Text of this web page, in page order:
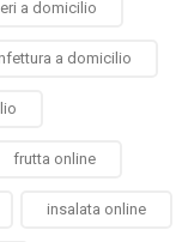
a domicilio
a domicilio
frutta online
insalata online